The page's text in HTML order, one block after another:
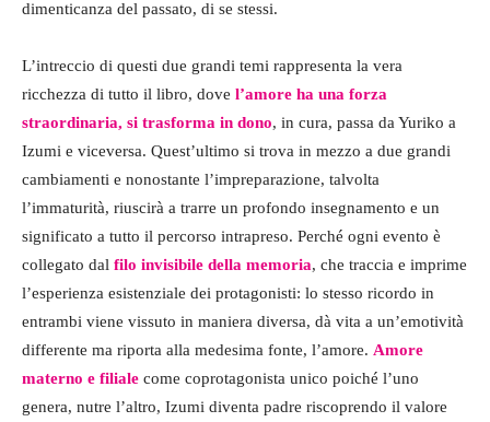
dimenticanza del passato, di se stessi.
L’intreccio di questi due grandi temi rappresenta la vera
ricchezza di tutto il libro, dove l’amore ha una forza
straordinaria, si trasforma in dono, in cura, passa da Yuriko a
Izumi e viceversa. Quest’ultimo si trova in mezzo a due grandi
cambiamenti e nonostante l’impreparazione, talvolta
l’immaturità, riuscirà a trarre un profondo insegnamento e un
significato a tutto il percorso intrapreso. Perché ogni evento è
collegato dal filo invisibile della memoria, che traccia e imprime
l’esperienza esistenziale dei protagonisti: lo stesso ricordo in
entrambi viene vissuto in maniera diversa, dà vita a un’emotività
differente ma riporta alla medesima fonte, l’amore. Amore
materno e filiale come coprotagonista unico poiché l’uno
genera, nutre l’altro, Izumi diventa padre riscoprendo il valore